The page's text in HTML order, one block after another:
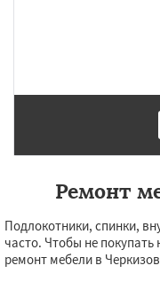
Ремонт
Подлокотники, спинки,
часто. Чтобы не
ремонт мебели в